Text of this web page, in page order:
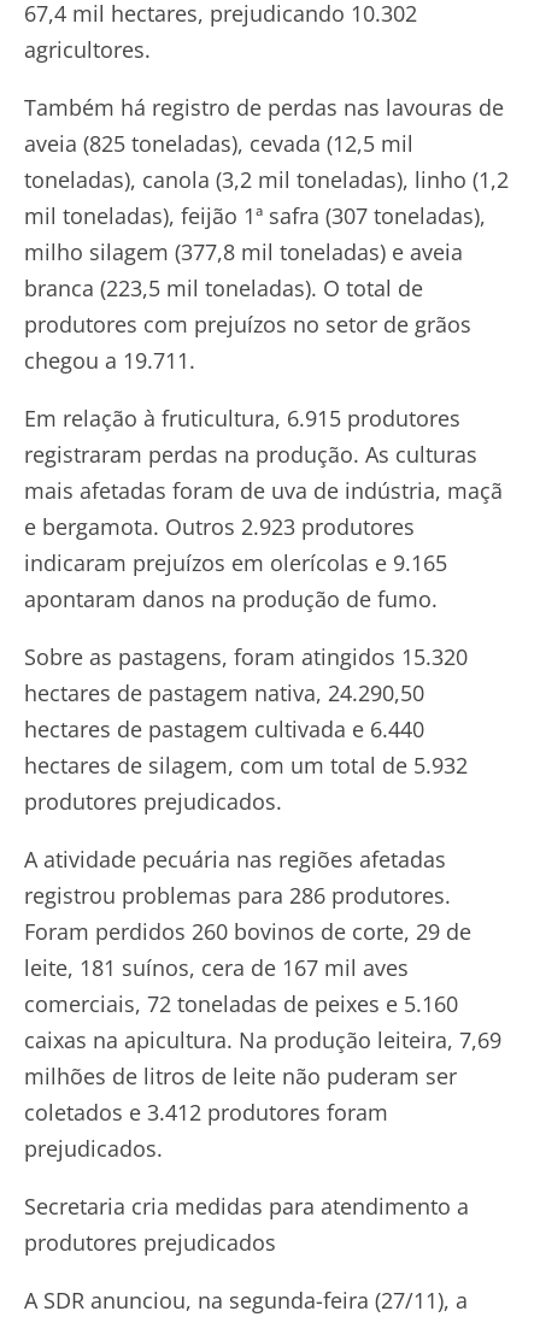
67,4 mil hectares, prejudicando 10.302
agricultores.
Também há registro de perdas nas lavouras de
aveia (825 toneladas), cevada (12,5 mil
toneladas), canola (3,2 mil toneladas), linho (1,2
mil toneladas), feijão 1ª safra (307 toneladas),
milho silagem (377,8 mil toneladas) e aveia
branca (223,5 mil toneladas). O total de
produtores com prejuízos no setor de grãos
chegou a 19.711.
Em relação à fruticultura, 6.915 produtores
registraram perdas na produção. As culturas
mais afetadas foram de uva de indústria, maçã
e bergamota. Outros 2.923 produtores
indicaram prejuízos em olerícolas e 9.165
apontaram danos na produção de fumo.
Sobre as pastagens, foram atingidos 15.320
hectares de pastagem nativa, 24.290,50
hectares de pastagem cultivada e 6.440
hectares de silagem, com um total de 5.932
produtores prejudicados.
A atividade pecuária nas regiões afetadas
registrou problemas para 286 produtores.
Foram perdidos 260 bovinos de corte, 29 de
leite, 181 suínos, cera de 167 mil aves
comerciais, 72 toneladas de peixes e 5.160
caixas na apicultura. Na produção leiteira, 7,69
milhões de litros de leite não puderam ser
coletados e 3.412 produtores foram
prejudicados.
Secretaria cria medidas para atendimento a
produtores prejudicados
A SDR anunciou, na segunda-feira (27/11), a